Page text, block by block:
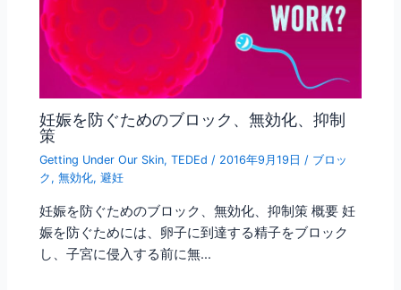
妊娠を防ぐためのブロック、無効化、抑制
策
Getting Under Our Skin,TEDEd / 2016年9月19日/ ブロッ
ク ,無効化,避妊
妊娠を防ぐためのブロック、無効化、抑制策 概要 妊
娠を防ぐためには、卵子に到達する精子をブロック
し、子宮に侵入する前に無…